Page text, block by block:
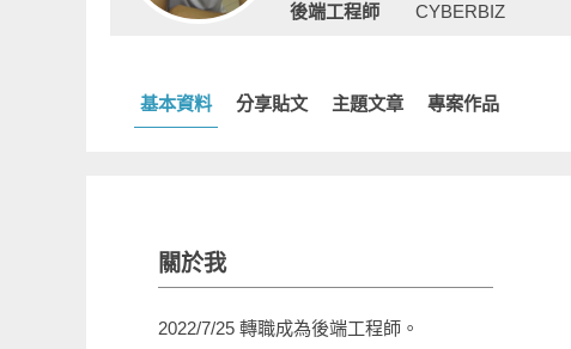
後端工程師 CYBERBIZ
基本資料 分享貼文 主題文章 專案作品
關於我
2022/7/25 轉職成為後端工程師。